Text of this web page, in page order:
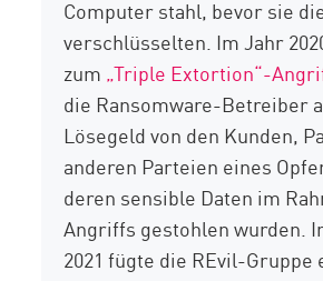
Computer stahl, bevor sie
verschlüsselten. Im Jahr
zum „Triple Extortion“-
die Ransomware-Betreiber
Lösegeld von den Kunden,
anderen Parteien eines
deren sensible Daten im
Angriffs gestohlen wurden.
2021 fügte die REvil-Gruppe